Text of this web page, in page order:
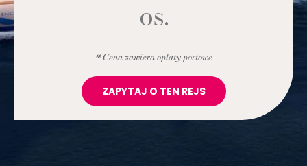
os.
* Cena zawiera opłaty portowe
ZAPYTAJ O TEN REJS